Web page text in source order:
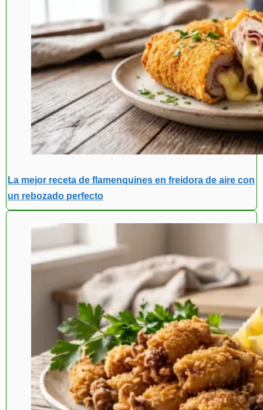
La mejor receta de flamenquines en freidora de aire con
un rebozado perfecto